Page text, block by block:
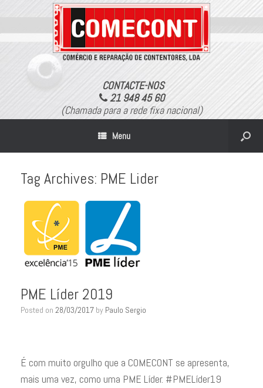
CONTACTE-NOS
21 948 45 60
(Chamada para a rede fixa nacional)
Menu
Tag Archives: PME Lider
PME Líder 2019
Posted on 28/03/2017 by Paulo Sergio
É com muito orgulho que a COMECONT se apresenta,
mais uma vez, como uma PME Líder. #PMELíder19